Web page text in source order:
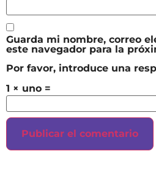
Guarda mi nombre, correo
este navegador para la
Por favor, introduce una
1 × uno =